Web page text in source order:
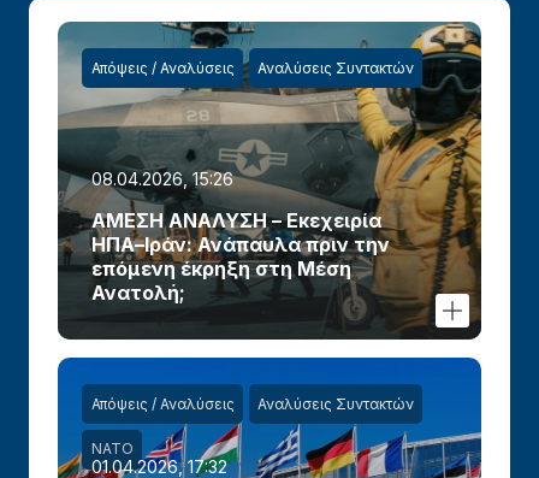
Απόψεις / Αναλύσεις Αναλύσεις Συντακτών
08.04.2026, 15:26
ΑΜΕΣΗ ΑΝΑΛΥΣΗ – Εκεχειρία
ΗΠΑ–Ιράν: Ανάπαυλα πριν την
επόμενη έκρηξη στη Μέση
Ανατολή;
Απόψεις / Αναλύσεις Αναλύσεις Συντακτών
ΝΑΤΟ
01.04.2026, 17:32